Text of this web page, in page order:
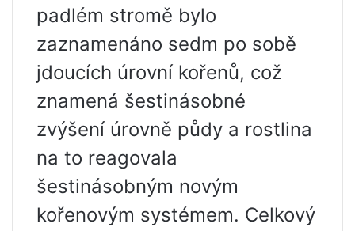
padlém stromě bylo
zaznamenáno sedm po sobě
jdoucích úrovní kořenů, což
znamená šestinásobné
zvýšení úrovně půdy a rostlina
na to reagovala
šestinásobným novým
kořenovým systémem. Celkový